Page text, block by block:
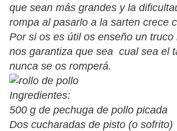
que sean más grandes y la
rompa al pasarlo a la sarten crece
Por si os es útil os enseño un
nos garantiza que sea cual sea el
nunca se os romperá.
Ingredientes:
500 g de pechuga de pollo picada
Dos cucharadas de pisto (o sofrito)